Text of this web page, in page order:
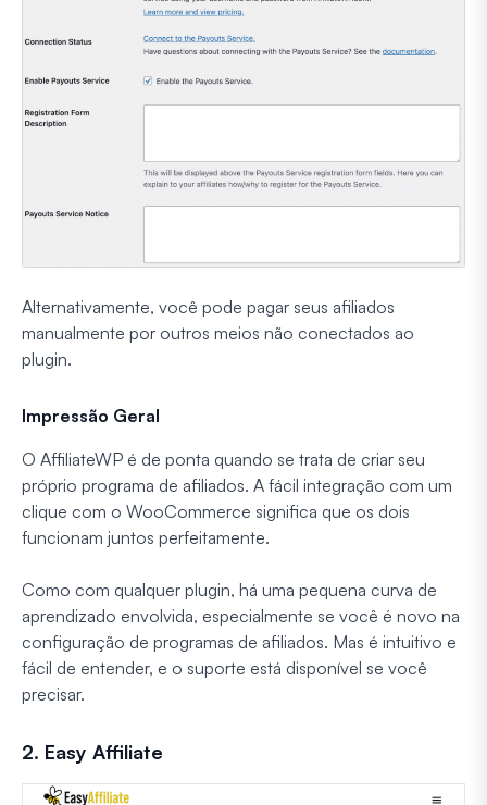
Alternativamente, você pode pagar seus afiliados
manualmente por outros meios não conectados ao
plugin.
Impressão Geral
O AffiliateWP é de ponta quando se trata de criar seu
próprio programa de afiliados. A fácil integração com um
clique com o WooCommerce significa que os dois
funcionam juntos perfeitamente.
Como com qualquer plugin, há uma pequena curva de
aprendizado envolvida, especialmente se você é novo na
configuração de programas de afiliados. Mas é intuitivo e
fácil de entender, e o suporte está disponível se você
precisar.
2. Easy Affiliate